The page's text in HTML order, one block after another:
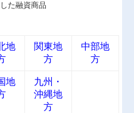
た融資商品
地
関東地
方
中部地
方
地
九州・
沖縄地
方